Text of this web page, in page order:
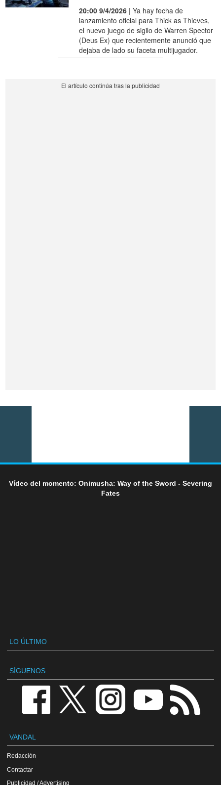
20:00 9/4/2026 | Ya hay fecha de
lanzamiento oficial para Thick as Thieves,
el nuevo juego de sigilo de Warren Spector
(Deus Ex) que recientemente anunció que
dejaba de lado su faceta multijugador.
Vídeo del momento: Onimusha: Way of the Sword - Severing
Fates
LO ÚLTIMO
SÍGUENOS
VANDAL
Redacción
Contactar
Publicidad / Advertising